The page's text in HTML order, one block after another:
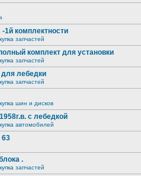
1й комплектности
запчастей
комплект для установки
запчастей
лебедки
запчастей
шин и дисков
с лебедкой
автомобилей
63
.
запчастей